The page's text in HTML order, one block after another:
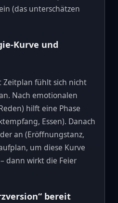
(das unterschätzen
und
Zeitplan fühlt sich nicht
Nach emotionalen
hilft eine Phase
Essen). Danach
an (Eröffnungstanz,
um diese Kurve
dann wirkt die Feier
bereit